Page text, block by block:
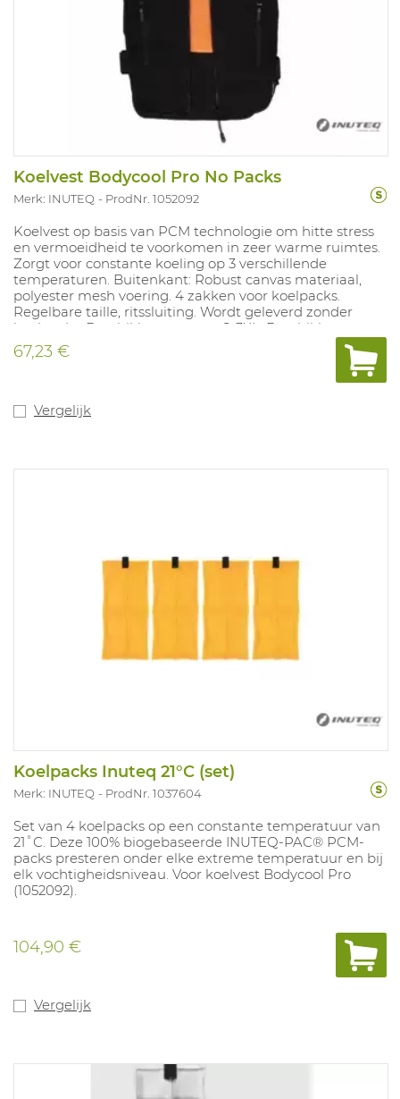
Koelvest Bodycool Pro No Packs
Merk: INUTEQ ProdNr. 1052092
Koelvest op basis van PCM technologie om hitte stress
en vermoeidheid te voorkomen in zeer warme ruimtes.
Zorgt voor constante koeling op 3 verschillende
temperaturen. Buitenkant: Robust canvas materiaal,
polyester mesh voering. 4 zakken voor koelpacks.
Regelbare taille, ritssluiting. Wordt geleverd zonder
koelpacks. Beschikbare maten: S-3XL. Beschikbare
kleur: zwart.
67,23 €
Vergelijk
Koelpacks Inuteq 21°C (set)
Merk: INUTEQ ProdNr. 1037604
Set van 4 koelpacks op een constante temperatuur van
21˚C. Deze 100% biogebaseerde INUTEQ-PAC® PCM-
packs presteren onder elke extreme temperatuur en bij
elk vochtigheidsniveau. Voor koelvest Bodycool Pro
(1052092).
104,90 €
Vergelijk